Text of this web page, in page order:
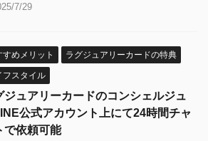
7/29
すめメリット ラグジュアリーカードの特典
フスタイル
ジュアリーカードのコンシェルジュ
公式アカウント上にて24時間チャ
で依頼可能